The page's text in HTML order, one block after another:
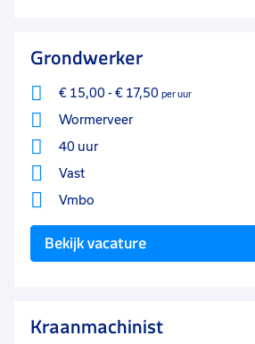
Grondwerker
€ 15,00- € 17,50 per uur
Wormerveer
40 uur
Vast
Vmbo
Bekijk vacature
Kraanmachinist